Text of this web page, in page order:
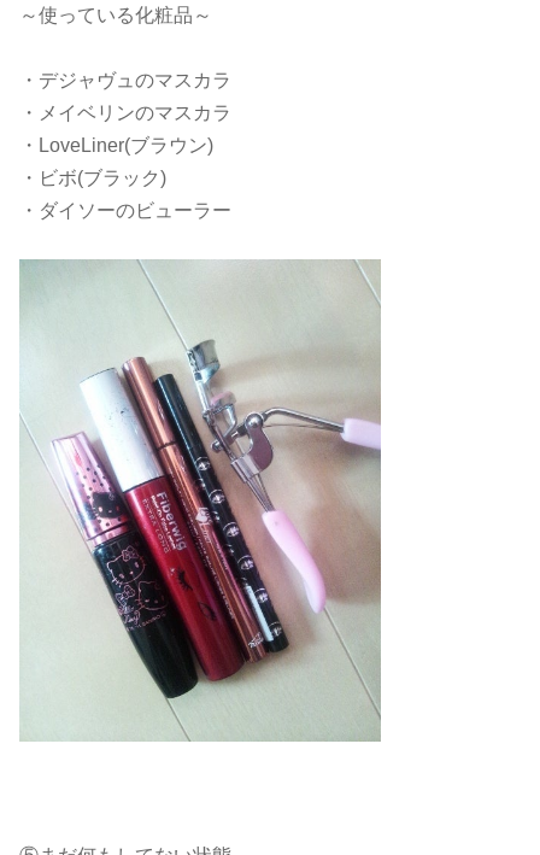
～使っている化粧品～
・デジャヴュのマスカラ
・メイベリンのマスカラ
・LoveLiner(ブラウン)
・ビボ(ブラック)
・ダイソーのビューラー